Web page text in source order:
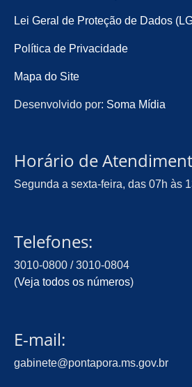
Lei Geral de Proteção de Dados
Política de Privacidade
Mapa do Site
Desenvolvido por: Soma Mídia
Horário de
Segunda a sexta-feira, das 07h às
Telefones:
3010-0800 / 3010-0804
(Veja todos os números)
E-mail:
gabinete@pontapora.ms.gov.br